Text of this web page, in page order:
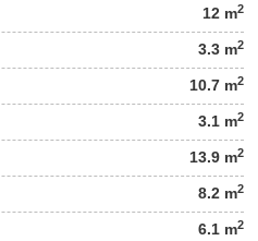
12 m2
3.3 m2
10.7 m2
3.1 m2
13.9 m2
8.2 m2
6.1 m2